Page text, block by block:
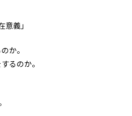
義」
か。
るのか。